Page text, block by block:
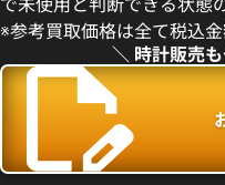
点の参考買取価格です
※参考買取価格は全て税込金
＼ 時計販売